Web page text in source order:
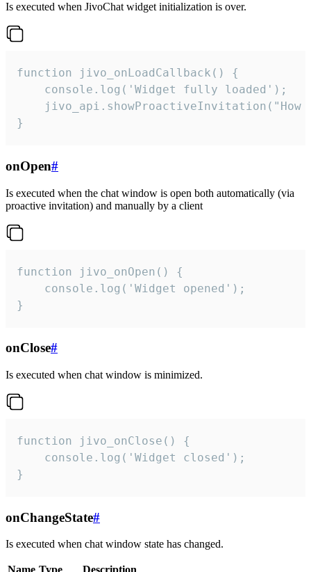
Is executed when JivoChat widget initialization is over.
function jivo_onLoadCallback() {
    console.log('Widget fully loaded');
jivo_api.showProactiveInvitation("How
}
onOpen#
Is executed when the chat window is open both automatically (via
proactive invitation) and manually by a client
function jivo_onOpen() {
    console.log('Widget opened');
}
onClose#
Is executed when chat window is minimized.
function jivo_onClose() {
    console.log('Widget closed');
}
onChangeState#
Is executed when chat window state has changed.